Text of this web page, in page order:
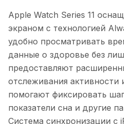
Apple Watch Series 11
экраном с технологией
удобно просматривать
данные о здоровье без
предоставляют
отслеживания активности
помогают фиксировать
показатели сна и другие
Система синхронизации с